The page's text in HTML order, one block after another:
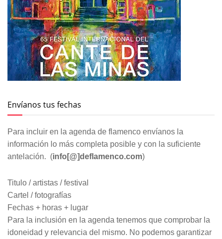
Envíanos tus fechas
Para incluir en la agenda de flamenco envíanos la
información lo más completa posible y con la suficiente
antelación. (info[@]deflamenco.com)
Titulo / artistas / festival
Cartel / fotografías
Fechas + horas + lugar
Para la inclusión en la agenda tenemos que comprobar la
idoneidad y relevancia del mismo. No podemos garantizar